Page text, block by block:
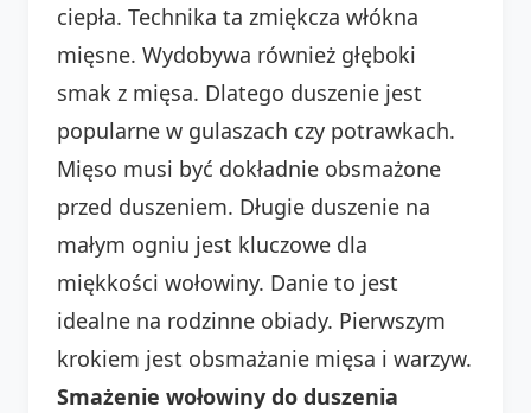
ciepła. Technika ta zmiękcza włókna
mięsne. Wydobywa również głęboki
smak z mięsa. Dlatego duszenie jest
popularne w gulaszach czy potrawkach.
Mięso musi być dokładnie obsmażone
przed duszeniem. Długie duszenie na
małym ogniu jest kluczowe dla
miękkości wołowiny. Danie to jest
idealne na rodzinne obiady. Pierwszym
krokiem jest obsmażanie mięsa i warzyw.
Smażenie wołowiny do duszenia